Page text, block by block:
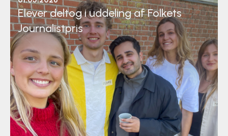
Elever deltog i uddeling af Folkets
Journalistpris